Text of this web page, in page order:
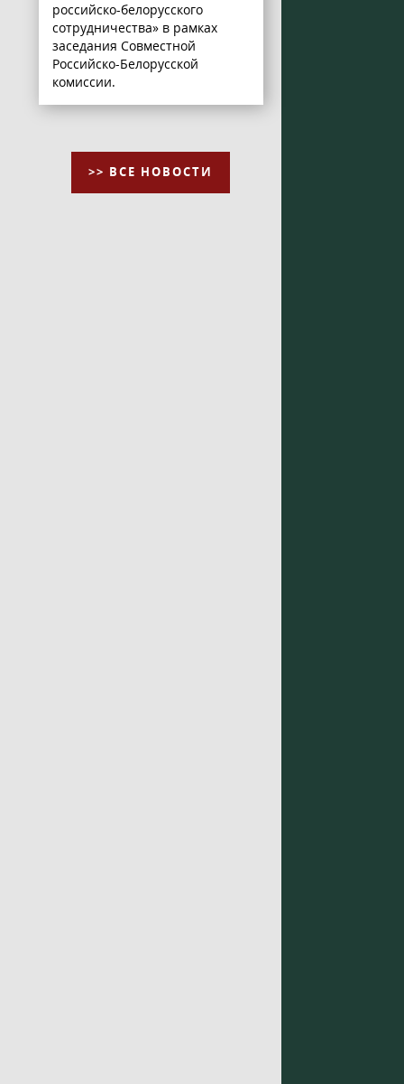
российско-белорусского
сотрудничества» в рамках
заседания Совместной
Российско-Белорусской
комиссии.
>> ВСЕ НОВОСТИ